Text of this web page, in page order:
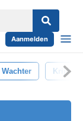
Aanmelden
Wachter Krijger